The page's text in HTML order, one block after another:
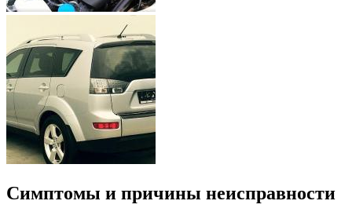
Симптомы и причины неисправности